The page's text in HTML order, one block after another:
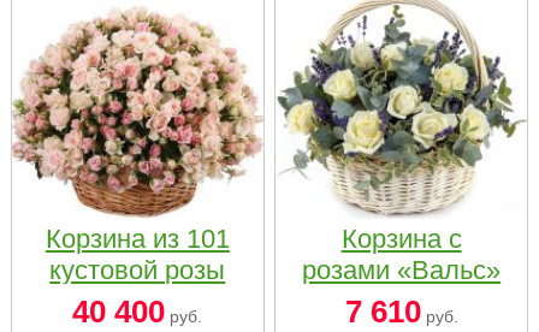
Корзина из 101
кустовой розы
нежных тонов
40 400 руб.
Корзина с
розами «Вальс»
7 610руб.